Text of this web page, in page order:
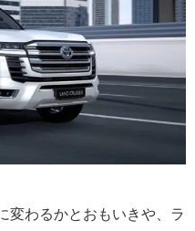
変わるかとおもいきや、ラ